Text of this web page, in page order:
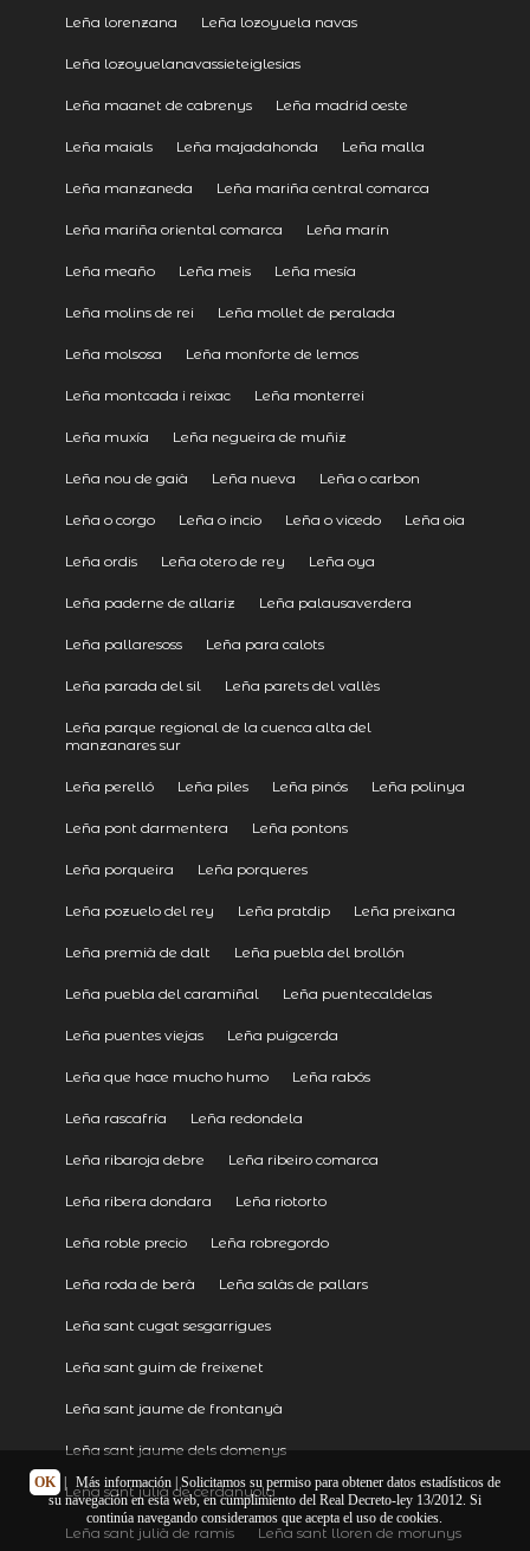
Leña lorenzana Leña lozoyuela navas
Leña lozoyuelanavassieteiglesias
Leña maanet de cabrenys Leña madrid oeste
Leña maials Leña majadahonda Leña malla
Leña manzaneda Leña mariña central comarca
Leña mariña oriental comarca Leña marín
Leña meaño Leña meis Leña mesía
Leña molins de rei Leña mollet de peralada
Leña molsosa Leña monforte de lemos
Leña montcada i reixac Leña monterrei
Leña muxía Leña negueira de muñiz
Leña nou de gaià Leña nueva Leña o carbon
Leña o corgo Leña o incio Leña o vicedo Leña oia
Leña ordis Leña otero de rey Leña oya
Leña paderne de allariz Leña palausaverdera
Leña pallaresoss Leña para calots
Leña parada del sil Leña parets del vallès
Leña parque regional de la cuenca alta del
manzanares sur
Leña perelló Leña piles Leña pinós Leña polinya
Leña pont darmentera Leña pontons
Leña porqueira Leña porqueres
Leña pozuelo del rey Leña pratdip Leña preixana
Leña premià de dalt Leña puebla del brollón
Leña puebla del caramiñal Leña puentecaldelas
Leña puentes viejas Leña puigcerda
Leña que hace mucho humo Leña rabós
Leña rascafría Leña redondela
Leña ribaroja debre Leña ribeiro comarca
Leña ribera dondara Leña riotorto
Leña roble precio Leña robregordo
Leña roda de berà Leña salàs de pallars
Leña sant cugat sesgarrigues
Leña sant guim de freixenet
Leña sant jaume de frontanyà
Leña sant jaume dels domenys
Leña sant julià de cerdanyola
Leña sant julià de ramis Leña sant lloren de morunys
OK Más información| Solicitamos su permiso para obtener datos estadísticos de
su navegación en esta web, en cumplimiento del Real Decreto-ley 13/2012. Si
continúa navegando consideramos que acepta el uso de cookies.